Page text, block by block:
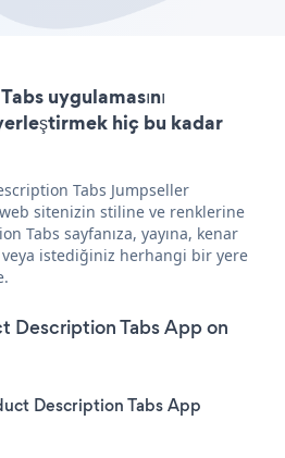
uygulamasını
hiç bu kadar
Tabs Jumpseller
sitenizin stiline ve renklerine
Tabs sayfanıza, yayına, kenar
istediğiniz herhangi bir yere
Description Tabs App on
Description Tabs App